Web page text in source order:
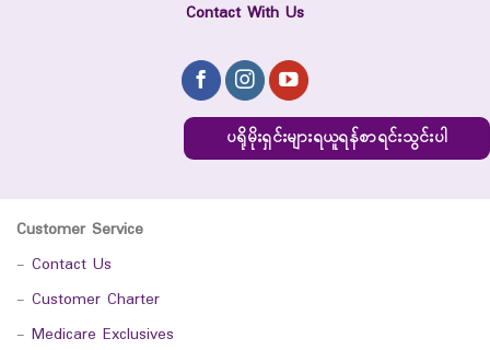
Contact With Us
ပရိုမိုးရှင်းများရယူရန်စာရင်းသွင်းပါ
Customer Service
- Contact Us
- Customer Charter
- Medicare Exclusives